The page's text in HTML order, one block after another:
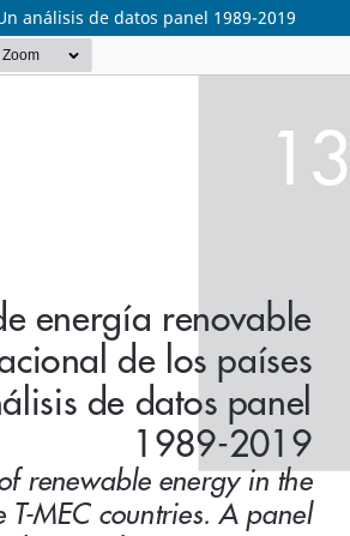
análisis de datos panel 1989-2019